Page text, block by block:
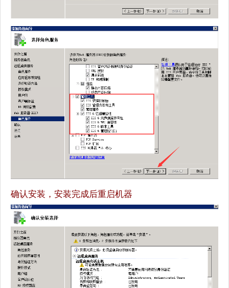
确认安装，安装完成后重启机器